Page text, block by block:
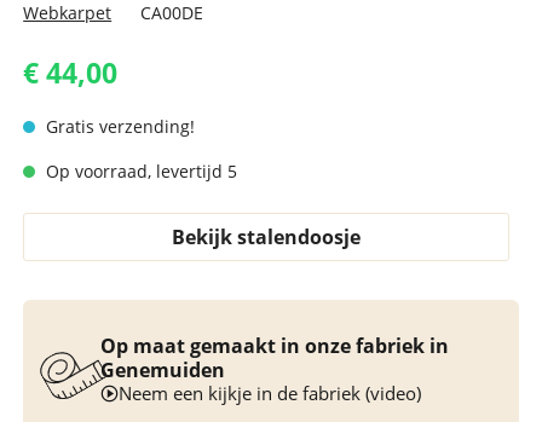
Webkarpet CA00DE
€ 44,00
Gratis verzending!
Op voorraad, levertijd 5
Bekijk stalendoosje
Op maat gemaakt in onze fabriek in
Genemuiden
Neem een kijkje in de fabriek (video)